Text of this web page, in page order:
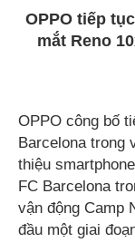
OPPO tiếp
mắt Reno
OPPO công bố
Barcelona trong
thiệu
FC Barcelona
vận động Camp
đầu một giai